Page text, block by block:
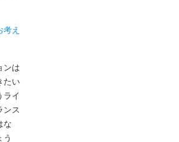
え
ンは
たい
ライ
ンス
な